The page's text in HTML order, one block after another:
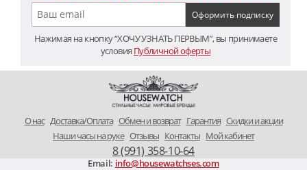
Нажимая на кнопку “ХОЧУ УЗНАТЬ ПЕРВЫМ”, вы принимаете
условия Публичной оферты
O нас Доставка/Оплата Обмен и возврат Гарантия Скидки и акции
Наши часы на руке Отзывы Контакты Мой кабинет
8 (991) 358-10-64
Email: info@housewatchses.com